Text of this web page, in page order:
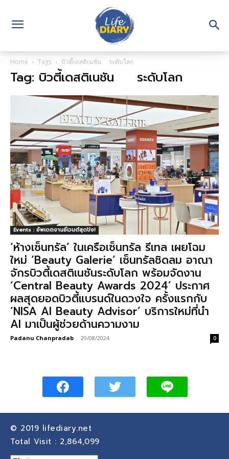
Home Tags บิวตี้เดสติเนชัน ระดับโลก
Tag: บิวตี้เดสติเนชัน ระดับโลก
Events : อัพเดตงานอีเวนต์สุดปัง!
‘ห้างเซ็นทรัล’ ในเครือเซ็นทรัล รีเทล เผยโฉม
ใหม่ ‘Beauty Galerie’ เซ็นทรัลชิดลม อาณา
จักรบิวตี้เดสติเนชันระดับโลก พร้อมจัดงาน
‘Central Beauty Awards 2024’ ประกาศ
ผลสุดยอดบิวตี้แบรนด์ในดวงใจ ครั้งแรกกับ
‘NISA AI Beauty Advisor’ บริการใหม่ที่นำ
AI มาเป็นผู้ช่วยด้านความงาม
Padanu Chanpradab - 29/08/2024 0
© 2019 lifediary.net
Total Visit : 2,864,099